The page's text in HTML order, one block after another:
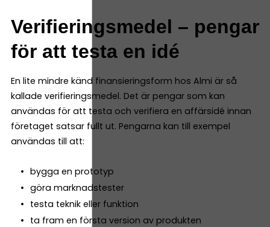
Verifieringsmedel – pengar
för att testa en idé
En lite mindre känd finansieringsform hos Almi är så
kallade verifieringsmedel. Det är pengar som kan
användas för att testa och verifiera en affärsidé innan
företaget satsar fullt ut. Pengarna kan till exempel
användas till att:
bygga en prototyp
göra marknadstester
testa teknik eller funktion
ta fram en första version av produkten